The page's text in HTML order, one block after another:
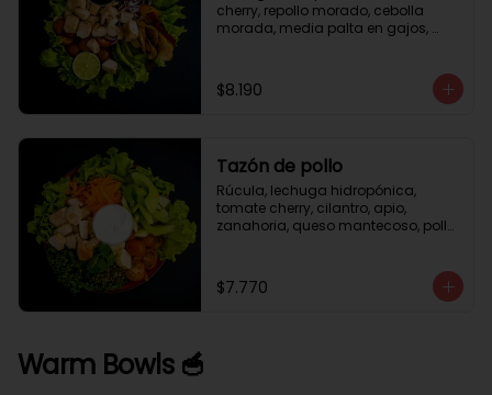
cherry, repollo morado, cebolla
morada, media palta en gajos,
$8.190
Tazón de pollo
Rúcula, lechuga hidropónica,
tomate cherry, cilantro, apio,
zanahoria, queso mantecoso, pollo
$7.770
Warm Bowls 🥣